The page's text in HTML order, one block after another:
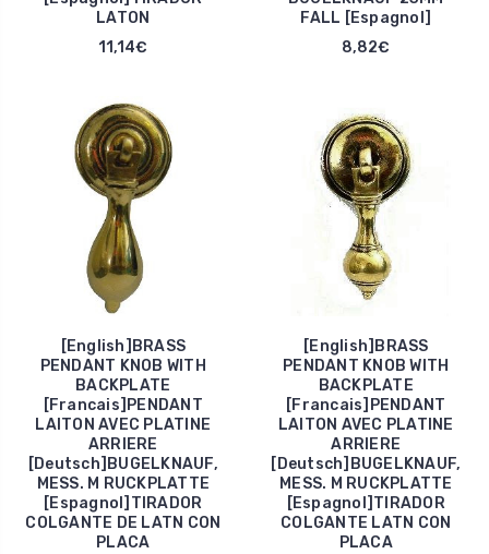
LATON
11,14€
FALL [Espagnol]
8,82€
[English]BRASS
PENDANT KNOB WITH
BACKPLATE
[Francais]PENDANT
LAITON AVEC PLATINE
ARRIERE
[Deutsch]BUGELKNAUF,
MESS. M RUCKPLATTE
[Espagnol]TIRADOR
COLGANTE DE LATN CON
PLACA
[English]BRASS
PENDANT KNOB WITH
BACKPLATE
[Francais]PENDANT
LAITON AVEC PLATINE
ARRIERE
[Deutsch]BUGELKNAUF,
MESS. M RUCKPLATTE
[Espagnol]TIRADOR
COLGANTE LATN CON
PLACA